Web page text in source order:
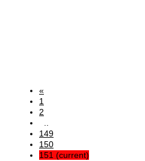
«
1
2
149
150
151 (current)